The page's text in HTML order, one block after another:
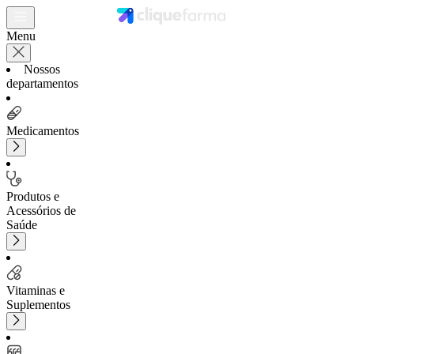
Menu
Nossos
departamentos
Medicamentos
Produtos e
Acessórios de
Saúde
Vitaminas e
Suplementos